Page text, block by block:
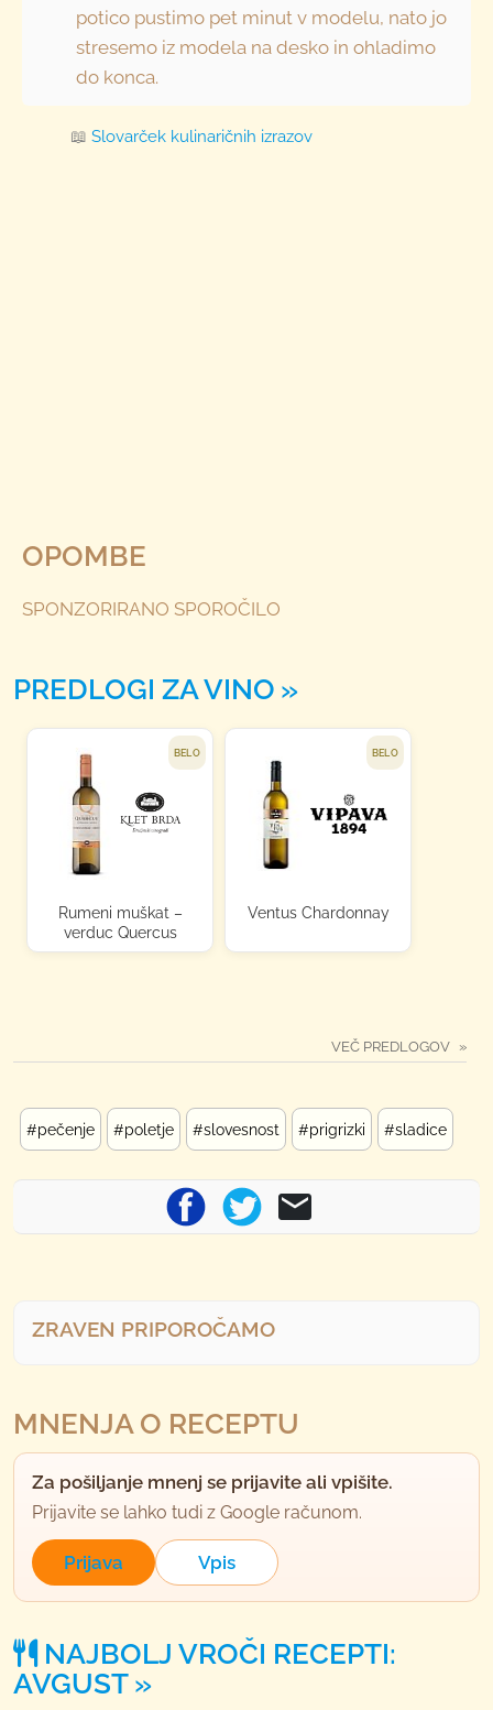
potico pustimo pet minut v modelu, nato jo
stresemo iz modela na desko in ohladimo
do konca.
📖Slovarček kulinaričnih izrazov
OPOMBE
SPONZORIRANO SPOROČILO
PREDLOGI ZA VINO
BELO
Rumeni muškat –
verduc Quercus
BELO
Ventus Chardonnay
VEČ PREDLOGOV
#pečenje #poletje #slovesnost #prigrizki #sladice
ZRAVEN PRIPOROČAMO
MNENJA O RECEPTU
Za pošiljanje mnenj se prijavite ali vpišite.
Prijavite se lahko tudi z Google računom.
Prijava Vpis
NAJBOLJ VROČI RECEPTI:
AVGUST